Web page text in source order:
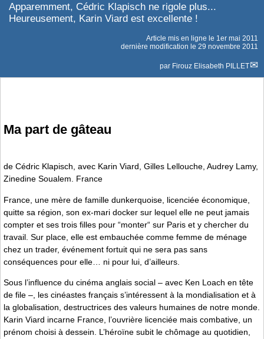
Apparemment, Cédric Klapisch ne rigole plus...
Heureusement, Karin Viard est excellente !
Article mis en ligne le 1er mai 2011
dernière modification le 29 novembre 2011
par Firouz Elisabeth PILLET
Ma part de gâteau
de Cédric Klapisch, avec Karin Viard, Gilles Lellouche, Audrey Lamy,
Zinedine Soualem. France
France, une mère de famille dunkerquoise, licenciée économique,
quitte sa région, son ex-mari docker sur lequel elle ne peut jamais
compter et ses trois filles pour “monter“ sur Paris et y chercher du
travail. Sur place, elle est embauchée comme femme de ménage
chez un trader, événement fortuit qui ne sera pas sans
conséquences pour elle… ni pour lui, d’ailleurs.
Sous l’influence du cinéma anglais social – avec Ken Loach en tête
de file –, les cinéastes français s’intéressent à la mondialisation et à
la globalisation, destructrices des valeurs humaines de notre monde.
Karin Viard incarne France, l’ouvrière licenciée mais combative, un
prénom choisi à dessein. L’héroïne subit le chômage au quotidien,